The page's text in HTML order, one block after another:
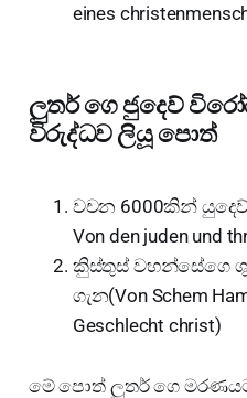
eines
ලුතර් ගෙ ජුදෙව්
විරුද්ධව ලියූ පොත්
වචන 6000කින්
Von den juden und
කිුස්තුස් වහන්සේගෙ
ගැන(Von Schem
Geschlecht christ)
මේ පොත් ලුතර් ගෙ